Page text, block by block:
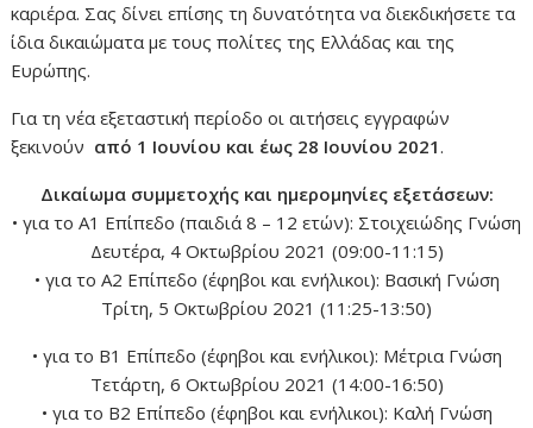
καριέρα. Σας δίνει επίσης τη δυνατότητα να διεκδικήσετε τα
ίδια δικαιώματα με τους πολίτες της Ελλάδας και της
Ευρώπης.
Για τη νέα εξεταστική περίοδο οι αιτήσεις εγγραφών
ξεκινούν από 1 Ιουνίου και έως 28 Ιουνίου 2021.
Δικαίωμα συμμετοχής και ημερομηνίες εξετάσεων:
• για το Α1 Επίπεδο (παιδιά 8 – 12 ετών): Στοιχειώδης Γνώση
Δευτέρα, 4 Οκτωβρίου 2021 (09:00-11:15)
• για το Α2 Επίπεδο (έφηβοι και ενήλικοι): Βασική Γνώση
Τρίτη, 5 Οκτωβρίου 2021 (11:25-13:50)
• για το Β1 Επίπεδο (έφηβοι και ενήλικοι): Μέτρια Γνώση
Τετάρτη, 6 Οκτωβρίου 2021 (14:00-16:50)
• για το Β2 Επίπεδο (έφηβοι και ενήλικοι): Καλή Γνώση